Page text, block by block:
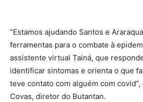
“Estamos ajudando Santos e
ferramentas para o combate à
assistente virtual Tainá, que
identificar sintomas e orienta o que
teve contato com alguém com covid”,
Covas, diretor do Butantan.